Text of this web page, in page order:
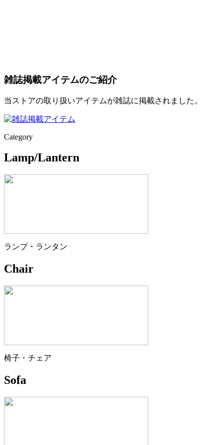
雑誌掲載アイテムのご紹介
当ストアの取り扱いアイテムが雑誌に掲載されました。
Category
Lamp/Lantern
ランプ・ランタン
Chair
椅子・チェア
Sofa